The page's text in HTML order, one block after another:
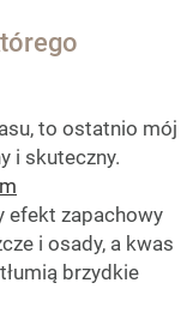
to ostatnio mój
i skuteczny.
efekt zapachowy
i osady, a kwas
brzydkie